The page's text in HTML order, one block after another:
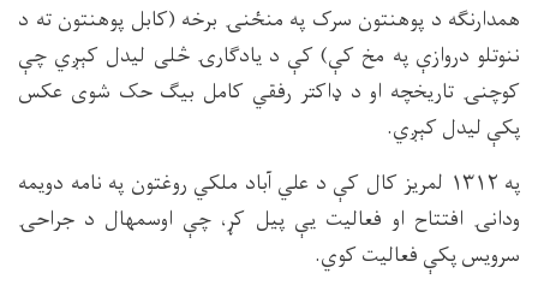
همدارنګه د پوهنتون سرک په منځنۍ برخه (کابل پوهنتون ته د
ننوتلو دروازې په مخ کې) کې د یادګارۍ څلی لیدل کېږي چې
کوچنۍ تاریخچه او د ډاکتر رفقي کامل بیګ حک شوی عکس
پکې لیدل کېږي.
په ۱۳۱۲ لمریز کال کې د علي آباد ملکي روغتون په نامه دویمه
ودانۍ افتتاح او فعالیت یې پیل کړ، چې اوسمهال د جراحۍ
سرویس پکې فعالیت کوي.